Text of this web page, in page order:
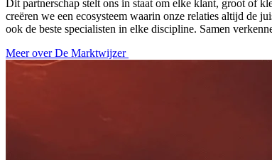
Dit partnerschap stelt ons in staat om elke klant, groot of
creëren we een ecosysteem waarin onze relaties altijd de
ook de beste specialisten in elke discipline. Samen
Meer over De Marktwijzer